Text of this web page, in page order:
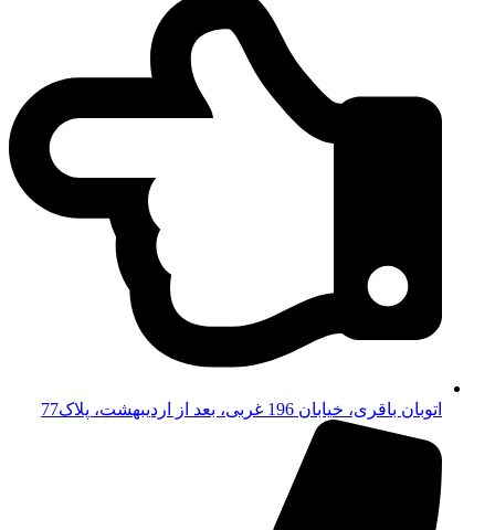
اتوبان باقری، خیابان 196 غربی، بعد از اردیبهشت، پلاک77